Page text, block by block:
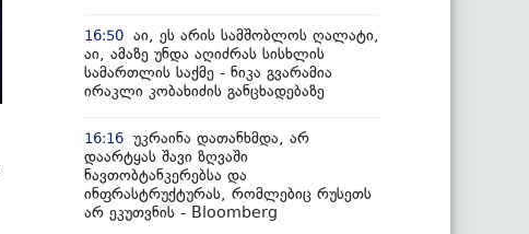
16:50 აი, ეს არის სამშობლოს ღალატი,
აი, ამაზე უნდა აღიძრას სისხლის
სამართლის საქმე - ნიკა გვარამია
ირაკლი კობახიძის განცხადებაზე
16:16 უკრაინა დათანხმდა, არ
დაარტყას შავი ზღვაში
ნავთობტანკერებსა და
ინფრასტრუქტურას, რომლებიც რუსეთს
არ ეკუთვნის - Bloomberg